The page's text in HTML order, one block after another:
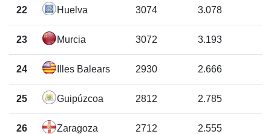
22 Huelva 3074 3.078
23 Murcia 3072 3.193
24 Illes Balears 2930 2.666
25 Guipúzcoa 2812 2.785
26 Zaragoza 2712 2.555